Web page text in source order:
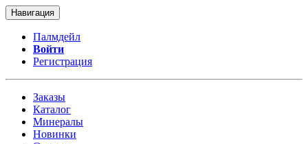
Навигация
Палмдейл
Войти
Регистрация
Заказы
Каталог
Минералы
Новинки